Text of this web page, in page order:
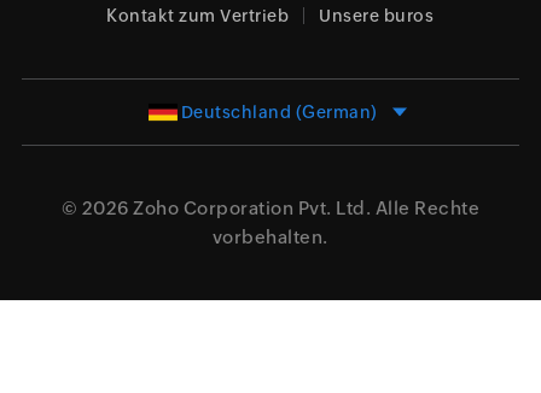
Kontakt zum Vertrieb Unsere buros
Deutschland (German)
© 2026 Zoho Corporation Pvt. Ltd. Alle Rechte
vorbehalten.